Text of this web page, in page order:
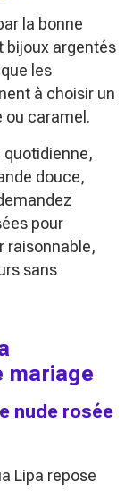
la bonne
bijoux argentés
les
à choisir un
ou caramel.
douce,
pour
raisonnable,
sans
mariage
nude rosée
Lipa repose